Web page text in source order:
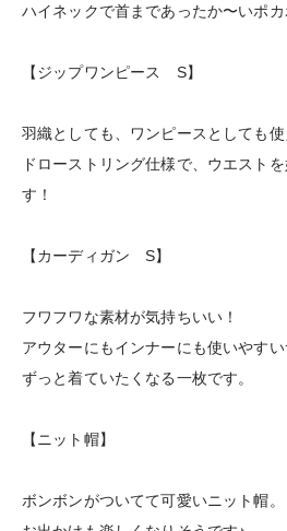
ハイネックで首まであったか〜いポカ
【ジップワンピース S】
羽織としても、ワンピースとしても
ドローストリング仕様で、ウエスト
す！
【カーディガン S】
フワフワな素材が気持ちいい！
アウターにもインナーにも使いやすい
ずっと着ていたくなる一枚です。
【ニット帽】
ボンボンがついてて可愛いニット帽。